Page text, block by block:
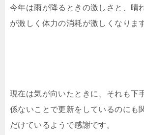
今年は雨が降るときの激しさと、晴
が激しく体力の消耗が激しくなりま
現在は気が向いたときに、それも下
係ないことで更新をしているのにも
だけているようで感謝です。